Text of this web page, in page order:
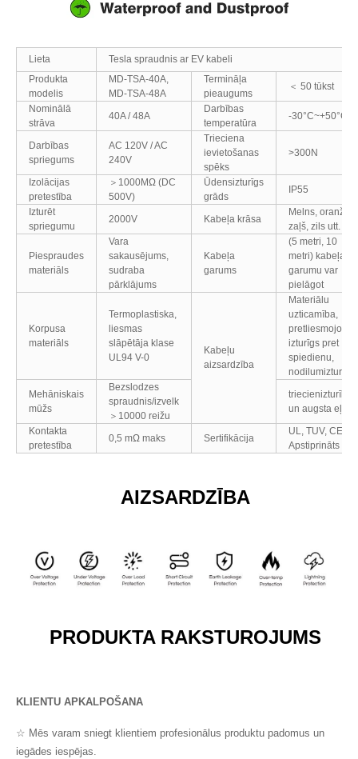
Lieta
Tesla spraudnis ar EV kabeli
Produkta
modelis
MD-TSA-40A,
MD-TSA-48A
Termināļa
pieaugums
＜ 50 tūkst
Nominālā
strāva
40A / 48A
Darbības
temperatūra
-30°C~+50°C
Darbības
spriegums
AC 120V / AC
240V
Trieciena
ievietošanas
spēks
>300N
Izolācijas
pretestība
＞1000MΩ (DC
500V)
Ūdensizturīgs
grāds
IP55
Izturēt
spriegumu
2000V Kabeļa krāsa
Melns, oranžs,
zaļš, zils utt.
Piespraudes
materiāls
Vara
sakausējums,
sudraba
pārklājums
Kabeļa
garums
(5 metri, 10
metri) kabeļa
garumu var
pielāgot
Korpusa
materiāls
Termoplastiska,
liesmas
slāpētāja klase
UL94 V-0
Kabeļu
aizsardzība
Materiālu
uzticamība,
pretliesmojošs,
izturīgs pret
spiedienu,
nodilumizturība
Mehāniskais
mūžs
Bezslodzes
spraudnis/izvelk
＞10000 reižu
triecienizturība
un augsta eļļa
Kontakta
pretestība
0,5 mΩ maks Sertifikācija
UL, TUV, CE
Apstiprināts
AIZSARDZĪBA
PRODUKTA RAKSTUROJUMS
KLIENTU APKALPOŠANA
☆ Mēs varam sniegt klientiem profesionālus produktu padomus un
iegādes iespējas.